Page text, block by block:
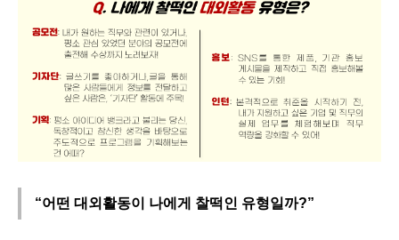
“어떤 대외활동이 나에게 찰떡인 유형일까?”